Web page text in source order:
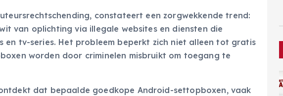
constateert een zorgwekkende trend:
van oplichting via illegale websites en diensten die
en tv-series. Het probleem beperkt zich niet alleen tot gratis
worden door criminelen misbruikt om toegang te
dat bepaalde goedkope Android-settopboxen, vaak